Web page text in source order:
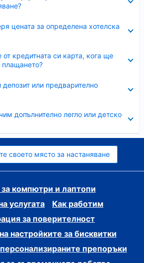
цената за определена хотелска
кредитната си карта, кога ще
депозит или предварително
допълнително легло или детско
своето място за настаняване
компютри и лаптопи
услугата
Как работим
за поверителност
настройките за бисквитки
препоръки